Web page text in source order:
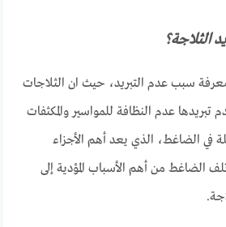
الثلاجة؟
سبب عدم التبريد، حيث ان الثلاجات
عدم النظافة للمواسير والمكثفات
في الضاغط، الذي يعد أهم الأجزاء
الضاغط من أهم الأسباب المؤدية إلى